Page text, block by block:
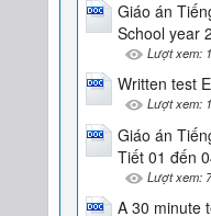
Giáo án
School year
Lượt xem:
Written test
Lượt xem:
Giáo án
Tiết 01 đến
Lượt xem:
A 30 minute